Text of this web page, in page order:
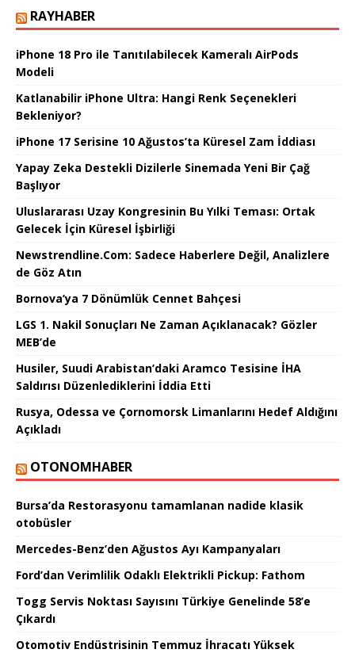
RAYHABER
iPhone 18 Pro ile Tanıtılabilecek Kameralı AirPods
Modeli
Katlanabilir iPhone Ultra: Hangi Renk Seçenekleri
Bekleniyor?
iPhone 17 Serisine 10 Ağustos’ta Küresel Zam İddiası
Yapay Zeka Destekli Dizilerle Sinemada Yeni Bir Çağ
Başlıyor
Uluslararası Uzay Kongresinin Bu Yılki Teması: Ortak
Gelecek İçin Küresel İşbirliği
Newstrendline.Com: Sadece Haberlere Değil, Analizlere
de Göz Atın
Bornova’ya 7 Dönümlük Cennet Bahçesi
LGS 1. Nakil Sonuçları Ne Zaman Açıklanacak? Gözler
MEB’de
Husiler, Suudi Arabistan’daki Aramco Tesisine İHA
Saldırısı Düzenlediklerini İddia Etti
Rusya, Odessa ve Çornomorsk Limanlarını Hedef Aldığını
Açıkladı
OTONOMHABER
Bursa’da Restorasyonu tamamlanan nadide klasik
otobüsler
Mercedes-Benz’den Ağustos Ayı Kampanyaları
Ford’dan Verimlilik Odaklı Elektrikli Pickup: Fathom
Togg Servis Noktası Sayısını Türkiye Genelinde 58’e
Çıkardı
Otomotiv Endüstrisinin Temmuz İhracatı Yüksek